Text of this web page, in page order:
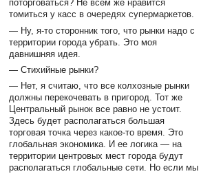
поторговаться? Не всем же нравится
томиться у касс в очередях супермаркетов.
— Ну, я-то сторонник того, что рынки надо с
территории города убрать. Это моя
давнишняя идея.
— Стихийные рынки?
— Нет, я считаю, что все колхозные рынки
должны перекочевать в пригород. Тот же
Центральный рынок все равно не устоит.
Здесь будет располагаться большая
торговая точка через какое-то время. Это
глобальная экономика. И ее логика — на
территории центровых мест города будут
располагаться глобальные сети. Но если мы